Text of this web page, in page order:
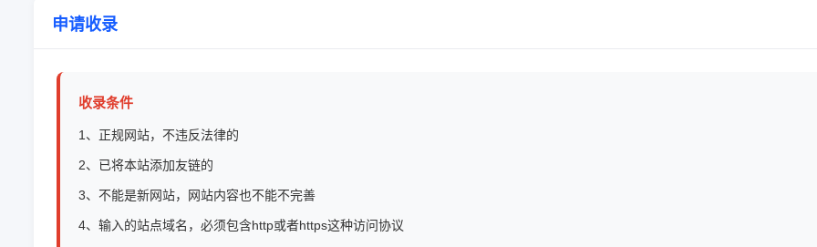
申请收录
收录条件
1、正规网站，不违反法律的
2、已将本站添加友链的
3、不能是新网站，网站内容也不能不完善
4、输入的站点域名，必须包含http或者https这种访问协议